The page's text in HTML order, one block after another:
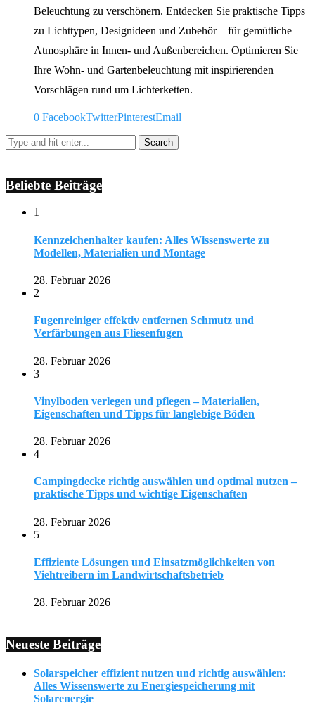
Beleuchtung zu verschönern. Entdecken Sie praktische Tipps
zu Lichttypen, Designideen und Zubehör – für gemütliche
Atmosphäre in Innen- und Außenbereichen. Optimieren Sie
Ihre Wohn- und Gartenbeleuchtung mit inspirierenden
Vorschlägen rund um Lichterketten.
0 FacebookTwitterPinterestEmail
Beliebte Beiträge
1
Kennzeichenhalter kaufen: Alles Wissenswerte zu
Modellen, Materialien und Montage
28. Februar 2026
2
Fugenreiniger effektiv entfernen Schmutz und
Verfärbungen aus Fliesenfugen
28. Februar 2026
3
Vinylboden verlegen und pflegen – Materialien,
Eigenschaften und Tipps für langlebige Böden
28. Februar 2026
4
Campingdecke richtig auswählen und optimal nutzen –
praktische Tipps und wichtige Eigenschaften
28. Februar 2026
5
Effiziente Lösungen und Einsatzmöglichkeiten von
Viehtreibern im Landwirtschaftsbetrieb
28. Februar 2026
Neueste Beiträge
Solarspeicher effizient nutzen und richtig auswählen:
Alles Wissenswerte zu Energiespeicherung mit
Solarenergie